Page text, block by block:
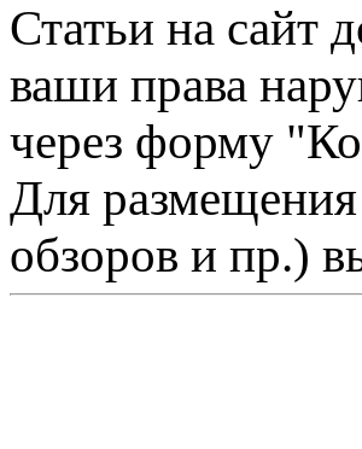
Статьи на сайт
ваши права
через форму
Для размещения
обзоров и пр.)